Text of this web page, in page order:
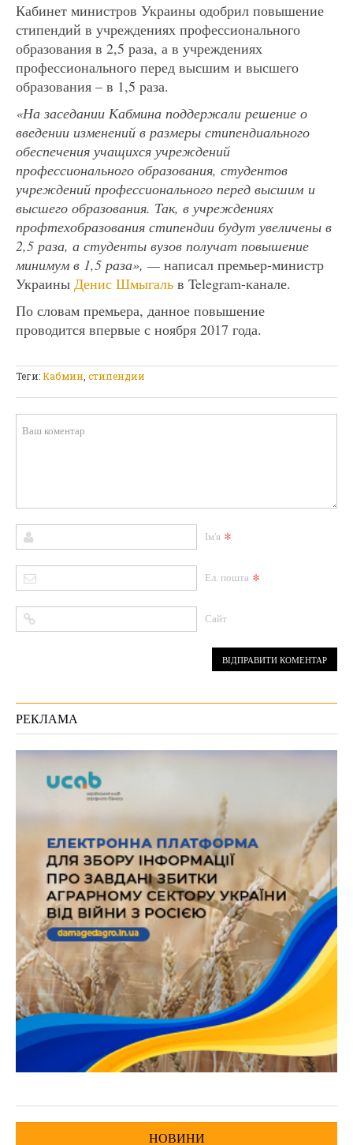
Кабинет министров Украины одобрил повышение
стипендий в учреждениях профессионального
образования в 2,5 раза, а в учреждениях
профессионального перед высшим и высшего
образования – в 1,5 раза.
«На заседании Кабмина поддержали решение о
введении изменений в размеры стипендиального
обеспечения учащихся учреждений
профессионального образования, студентов
учреждений профессионального перед высшим и
высшего образования. Так, в учреждениях
профтехобразования стипендии будут увеличены в
2,5 раза, а студенты вузов получат повышение
минимум в 1,5 раза», — написал премьер-министр
Украины Денис Шмыгаль в Telegram-канале.
По словам премьера, данное повышение
проводится впервые с ноября 2017 года.
Теги:Кабмин стипендии
Ім'я *
Ел. пошта *
Сайт
РЕКЛАМА
НОВИНИ